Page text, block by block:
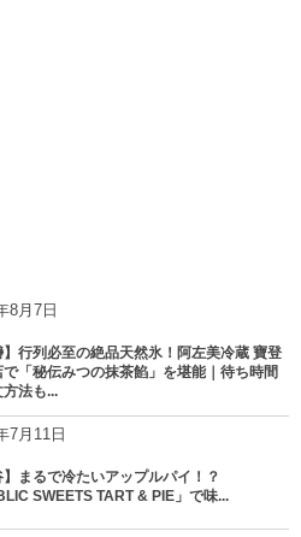
8月7日
】行列必至の絶品天然氷！阿左美冷蔵 寶登
で「秘伝みつの抹茶餡」を堪能｜待ち時間
法も...
7月11日
】まるで冷たいアップルパイ！？
SWEETS TART & PIE」で味...